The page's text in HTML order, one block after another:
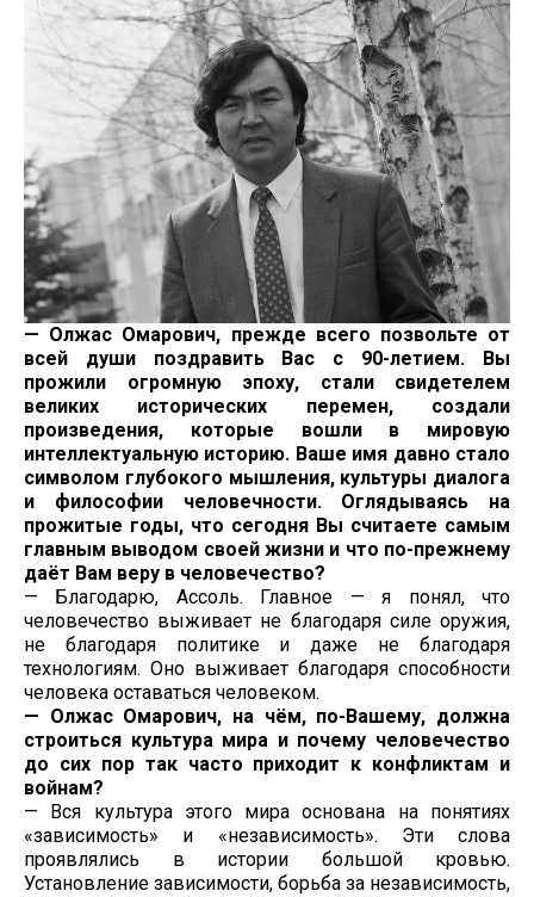
— Олжас Омарович, прежде всего позвольте от
всей души поздравить Вас с 90-летием. Вы
прожили огромную эпоху, стали свидетелем
великих исторических перемен, создали
произведения, которые вошли в мировую
интеллектуальную историю. Ваше имя давно стало
символом глубокого мышления, культуры диалога
и философии человечности. Оглядываясь на
прожитые годы, что сегодня Вы считаете самым
главным выводом своей жизни и что по-прежнему
даёт Вам веру в человечество?
— Благодарю, Ассоль. Главное — я понял, что
человечество выживает не благодаря силе оружия,
не благодаря политике и даже не благодаря
технологиям. Оно выживает благодаря способности
человека оставаться человеком.
— Олжас Омарович, на чём, по-Вашему, должна
строиться культура мира и почему человечество
до сих пор так часто приходит к конфликтам и
войнам?
— Вся культура этого мира основана на понятиях
«зависимость» и «независимость». Эти слова
проявлялись в истории большой кровью.
Установление зависимости, борьба за независимость,